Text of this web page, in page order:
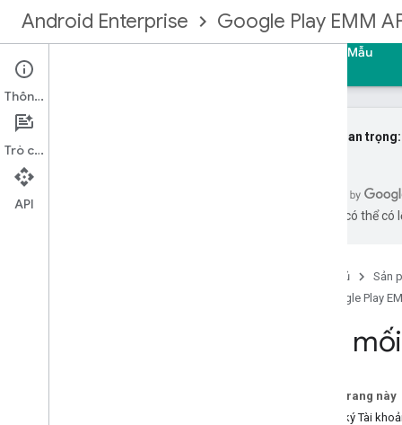
Android Enterprise Google Play EMM
Mẫu
Đăng ký cộng đồng EMM
Lưu ý quan trọng:
bằng AI có thể có
Trang chủ Sản
Google Play
Tạo
Trên trang này
Đăng ký Tài
Thông tin
Trò chuyện
API